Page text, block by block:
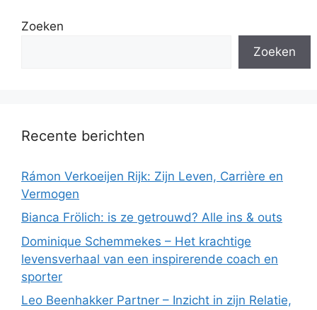
Zoeken
Zoeken
Recente berichten
Rámon Verkoeijen Rijk: Zijn Leven, Carrière en
Vermogen
Bianca Frölich: is ze getrouwd? Alle ins & outs
Dominique Schemmekes – Het krachtige
levensverhaal van een inspirerende coach en
sporter
Leo Beenhakker Partner – Inzicht in zijn Relatie,